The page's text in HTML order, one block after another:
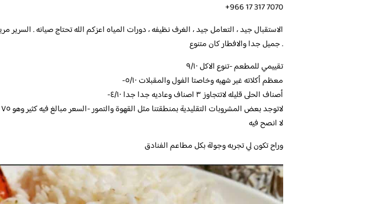
+966 17 317 7070
الاستقبال جيد ، التعامل جيد ، الغرف نظيفه ، دورات المياه اعزكم الله تحتاج صيانه .
جميل جدا والافطار كان متنوع .
تقييمي للمطعم -تنوع الاكل ٩/١٠
-معظم أكلاته غير شهيه وخاصتا الفول والمقبلات ٥/١٠
-أصناف الحلى قليله لاتتجاوز ٣ اصناف وعاديه جدا جدا ٤/١٠
-لاتوجد بعض المشروبات التقليدية بمنطقتنا مثل القهوة والتمور -السعر مبالغ فيه كثير وهو ٧٥ ريال للشخص الواحد
لا انصح فيه
وراح تكون لي تجربه وجولة بكل مطاعم الفنادق